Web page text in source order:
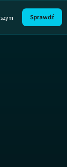
Sprawdź